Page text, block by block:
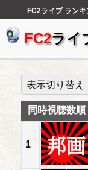
FC2ライブ ラン
FC2ライ
表示切り替え
同時視聴数順
1